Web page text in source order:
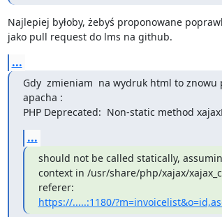
Najlepiej byłoby, żebyś proponowane
jako pull request do lms na github.
...
Gdy  zmieniam  na wydruk html to
apacha :
PHP Deprecated:  Non-static method
...
should not be called statically,
context in /usr/share/php/xajax/
https://.....:1180/